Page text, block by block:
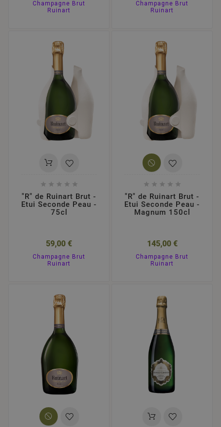
Champagne Brut
Ruinart
Champagne Brut
Ruinart
    
"R" de Ruinart Brut -
Etui Seconde Peau -
75cl
59,00 €
Champagne Brut
Ruinart
    
"R" de Ruinart Brut -
Etui Seconde Peau -
Magnum 150cl
145,00 €
Champagne Brut
Ruinart